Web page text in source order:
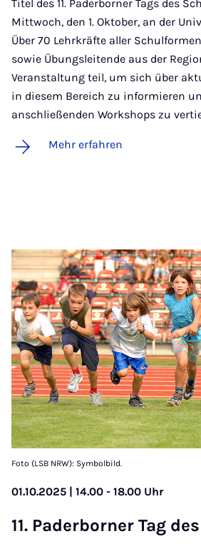
Titel des 11. Paderborner Tags des
Mittwoch, den 1. Oktober, an der
Über 70 Lehrkräfte aller
sowie Übungsleitende aus der
Veranstaltung teil, um sich über
in diesem Bereich zu informieren
anschließenden Workshops zu
Mehr erfahren
Foto (LSB NRW): Symbolbild.
01.10.2025 | 14.00 - 18.00 Uhr
11. Pa­der­bor­ner Tag